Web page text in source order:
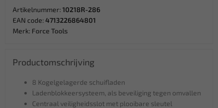
Artikelnummer: 10218R-286
EAN code: 4713226864801
Merk: Force Tools
Productomschrijving
8 Kogelgelagerde schuifladen
Ladenblokkeersysteem, als beveiliging tegen omvallen
Centraal veiligheidsslot met plooibare sleutel